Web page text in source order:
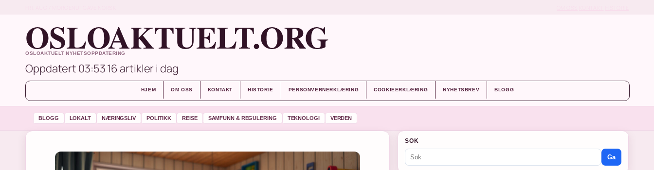
OSLOAKTUELT.ORG
OSLOAKTUELT NYHETSOPPDATERING
Oppdatert 03:5316 artikler i dag
HJEM OM OSS KONTAKT HISTORIE PERSONVERNERKLÆRING COOKIEERKLÆRING NYHETSBREV BLOGG
BLOGG LOKALT NÆRINGSLIV POLITIKK REISE SAMFUNN & REGULERING TEKNOLOGI VERDEN
SOK
Ga